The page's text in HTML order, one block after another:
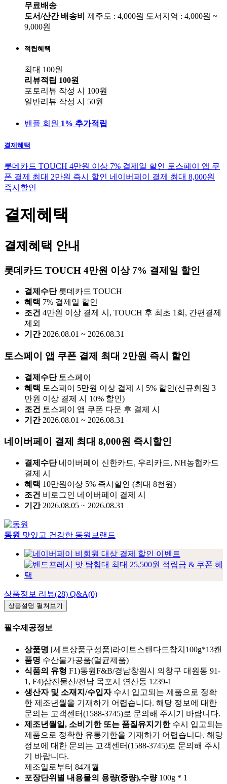
무료배송
도서/산간 배송비 제주도 : 4,000원 도서지역 : 4,000원 ~
9,000원
적립혜택
최대 100원
리뷰적립 100원
포토리뷰 작성 시
100원
일반리뷰 작성 시
50원
밴플 회원 1% 추가적립
결제혜택
롯데카드 TOUCH 4만원 이상 7% 결제일 할인 토스페이 앱 쿠
폰 결제 최대 2만원 즉시 할인 네이버페이 결제 최대 8,000원
즉시할인
결제혜택
결제혜택 안내
롯데카드 TOUCH 4만원 이상 7% 결제일 할인
결제수단 롯데카드 TOUCH
혜택 7% 결제일 할인
조건 4만원 이상 결제 시, TOUCH 후 최초 1회, 간편결제
제외
기간 2026.08.01 ~ 2026.08.31
토스페이 앱 쿠폰 결제 최대 2만원 즉시 할인
결제수단 토스페이
혜택 토스페이 5만원 이상 결제 시 5% 할인(신규회원 3
만원 이상 결제 시 10% 할인)
조건 토스페이 앱 쿠폰 다운 후 결제 시
기간 2026.08.01 ~ 2026.08.31
네이버페이 결제 최대 8,000원 즉시할인
결제수단 네이버페이 신한카드, 우리카드, NH농협카드
결제 시
혜택 10만원이상 5% 즉시할인 (최대 8천원)
조건 비로그인 네이버페이 결제 시
기간 2026.08.05 ~ 2026.08.31
동원 맛있고 건강한 동원브랜드
상품정보 리뷰(28) Q&A(0)
상품설명 펼쳐보기
필수제공정보
상품명 [세트상품구성품]라이트스탠다드참치100g*13캔
품명 수산물가공품(멸균제품)
식품의 유형 F1)동원F&B/경남창원시 의창구 대원동 91-
1, F4)삼진물산/전남 목포시 연산동 1239-1
생산자 및 소재지/수입자 수시 입고되는 제품으로 정확
한 제조년월을 기재하기 어렵습니다. 해당 정보에 대한
문의는 고객센터(1588-3745)로 문의해 주시기 바랍니다.
제조년월일, 소비기한 또는 품질유지기한 수시 입고되는
제품으로 정확한 유통기한을 기재하기 어렵습니다. 해당
정보에 대한 문의는 고객센터(1588-3745)로 문의해 주시
기 바랍니다.
제조일로부터 84개월
포장단위별 내용물의 용량(중량),수량 100g * 1